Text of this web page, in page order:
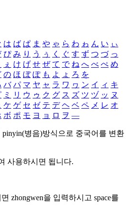
は ば ぱ ま や ゃ ら わ ゎ ん い ぃ
ぴ み り う ぅ く ぐ す ず つ づ っ
ぇ け げ せ ぜ て で ね へ べ ぺ め
の ほ ぼ ぽ も よ ょ ろ を
バ パ マ ヤ ャ ラ ワ ヮ ン イ ィ キ
ミ リ ウ ゥ ク グ ス ズ ツ ヅ ッ ヌ
ケ ゲ セ ゼ テ デ ヘ ベ ペ メ レ オ
ボ ポ モ ヨ ョ ロ ヲ ―
pinyin(병음)방식으로 중국어를 변환
사용하시면 됩니다.
zhongwen을 입력하시고 space를